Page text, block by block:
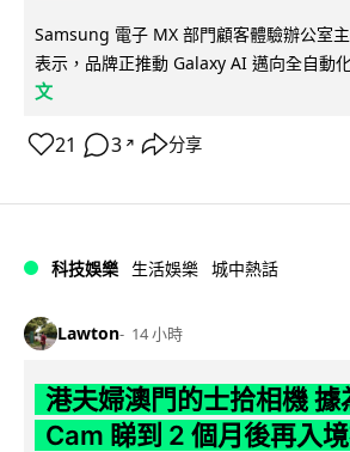
Samsung 電子 MX 部門顧客體驗辦公室
表示，品牌正推動 Galaxy AI 邁向全自動
文
21 3 ↗ 分享
科技娛樂 生活娛樂 城中熱話
Lawton 14 小時
港夫婦澳門的士拾相機 據
Cam 睇到 2 個月後再入